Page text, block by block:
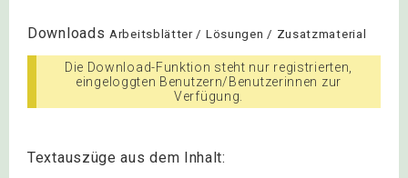
Downloads Arbeitsblätter / Lösungen / Zusatzmaterial
Die Download-Funktion steht nur registrierten,
eingeloggten Benutzern/Benutzerinnen zur
Verfügung.
Textauszüge aus dem Inhalt: